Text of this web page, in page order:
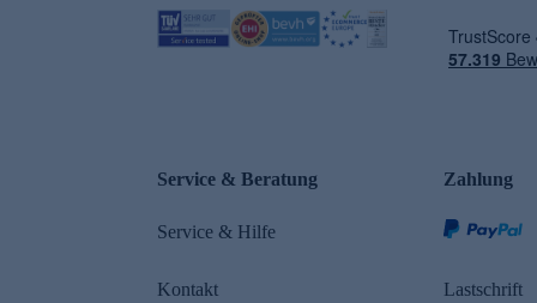
Service & Beratung
Service & Hilfe
Kontakt
Zahlung
Lastschrift